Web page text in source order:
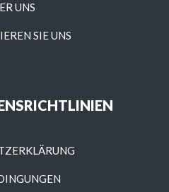
UNS
SIE UNS